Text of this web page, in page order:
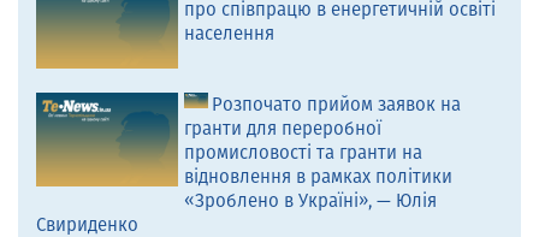
про співпрацю в енергетичній освіті
населення
Розпочато прийом заявок на
гранти для переробної
промисловості та гранти на
відновлення в рамках політики
«Зроблено в Україні», — Юлія
Свириденко